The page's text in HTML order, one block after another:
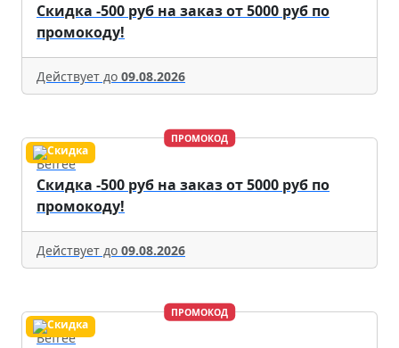
Скидка -500 руб на заказ от 5000 руб по
промокоду!
Действует до 09.08.2026
ПРОМОКОД
Befree
Скидка -500 руб на заказ от 5000 руб по
промокоду!
Действует до 09.08.2026
ПРОМОКОД
Befree